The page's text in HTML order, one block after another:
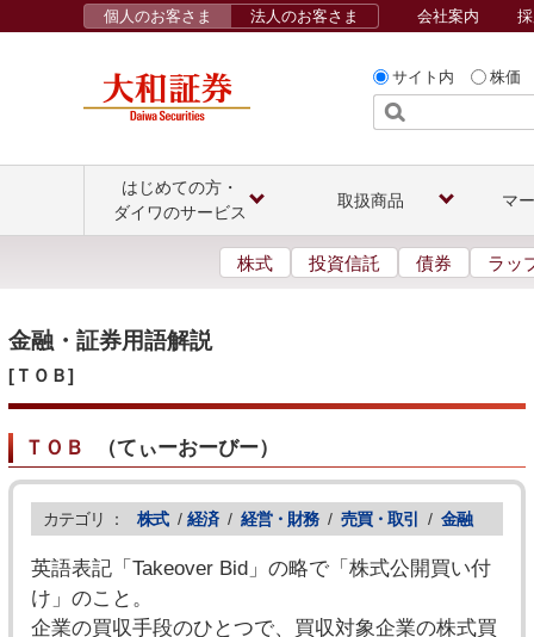
サイト内 株価
個人のお客さま 法人のお客さま 会社案内
はじめての方・
ダイワのサービス
取扱商品 マ
株式 投資信託 債券 ラッ
金融・証券用語解説
[ＴＯＢ]
ＴＯＢ （てぃーおーびー）
カテゴリ ： 株式 / 経済 / 経営・財務 / 売買・取引 / 金融
英語表記「Takeover Bid」の略で「株式公開買い付
け」のこと。
企業の買収手段のひとつで、買収対象企業の株式買